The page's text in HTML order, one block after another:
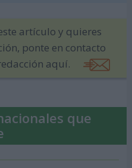
artículo y quieres
ponte en contacto
aquí.
que